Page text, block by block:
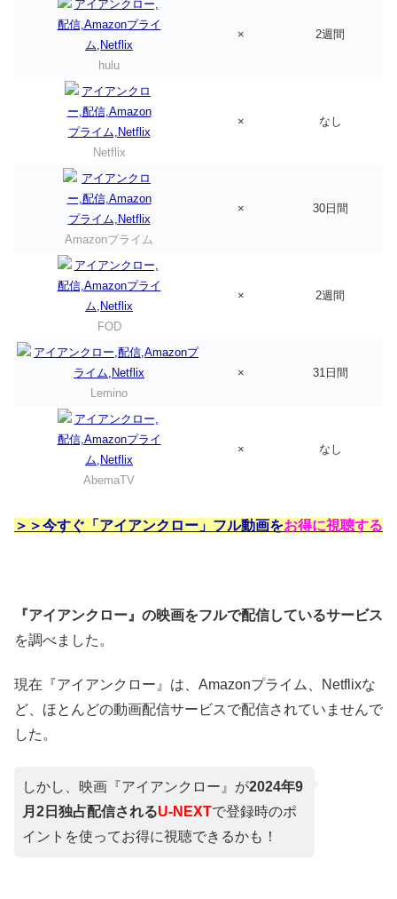
hulu
× 2週間
Netflix
× なし
Amazonプライム
× 30日間
FOD
× 2週間
Lemino
× 31日間
AbemaTV
× なし
＞＞今すぐ「アイアンクロー」フル動画をお得に視聴する
『アイアンクロー』の映画をフルで配信しているサービス
を調べました。
現在『アイアンクロー』は、Amazonプライム、Netflixな
ど、ほとんどの動画配信サービスで配信されていませんで
した。
しかし、映画『アイアンクロー』が2024年9
月2日独占配信されるU-NEXTで登録時のポ
イントを使ってお得に視聴できるかも！